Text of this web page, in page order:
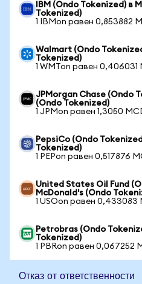
IBM (Ondo Tokenized) в
Tokenized)
1 IBMon равен 0,853882
Walmart (Ondo
Tokenized)
1 WMTon равен 0,406031
JPMorgan Chase (Ondo
(Ondo Tokenized)
1 JPMon равен 1,3050
PepsiCo (Ondo
Tokenized)
1 PEPon равен 0,517876
United States Oil Fund
McDonald's (Ondo
1 USOon равен 0,433083
Petrobras (Ondo
Tokenized)
1 PBRon равен 0,067252
Отказ от ответственности